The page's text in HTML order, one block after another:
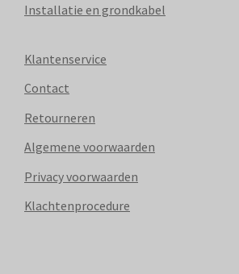
Installatie en grondkabel
Klantenservice
Contact
Retourneren
Algemene voorwaarden
Privacy voorwaarden
Klachtenprocedure